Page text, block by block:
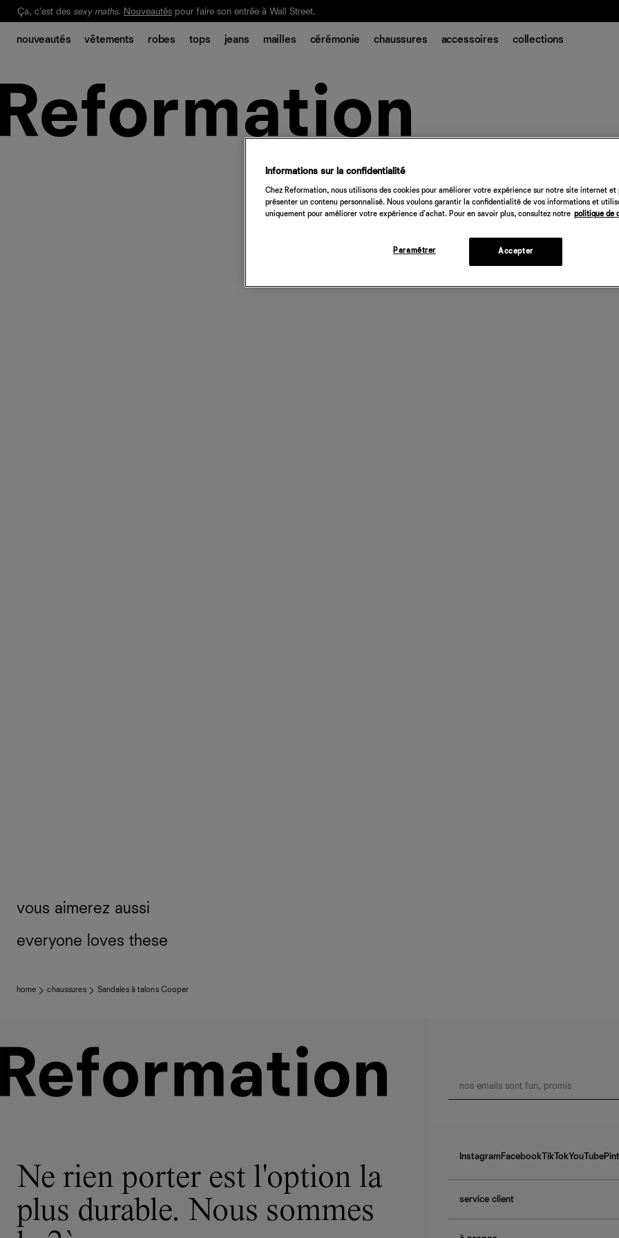
Notre Bilan Responsable 2025 est ici. Lisez-le
Ça, c'est des sexy maths. Nouveautés pour faire son entrée à Wall Street.
nouveautés vêtements robes tops jeans mailles cérémonie chaussures accessoires collections
vous aimerez aussi
everyone loves these
home chaussures Sandales à talons Cooper
Ne rien porter est l'option la
plus durable. Nous sommes
Instagram FacebookTikTokYouTube
service client
Informations sur la confidentialité
Chez Reformation, nous utilisons des cookies pour améliorer votre expérience sur notre site internet et
présenter un contenu personnalisé. Nous voulons garantir la confidentialité de vos informations et
uniquement pour améliorer votre expérience d'achat. Pour en savoir plus, consultez notre politique de
Paramétrer Accepter